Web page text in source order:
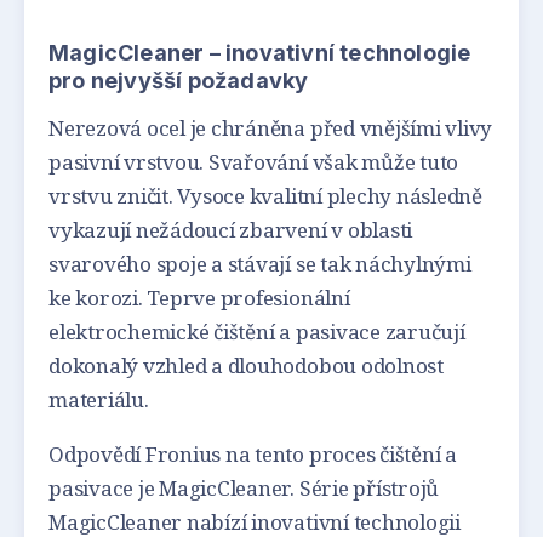
MagicCleaner – inovativní technologie
pro nejvyšší požadavky
Nerezová ocel je chráněna před vnějšími vlivy
pasivní vrstvou. Svařování však může tuto
vrstvu zničit. Vysoce kvalitní plechy následně
vykazují nežádoucí zbarvení v oblasti
svarového spoje a stávají se tak náchylnými
ke korozi. Teprve profesionální
elektrochemické čištění a pasivace zaručují
dokonalý vzhled a dlouhodobou odolnost
materiálu.
Odpovědí Fronius na tento proces čištění a
pasivace je MagicCleaner. Série přístrojů
MagicCleaner nabízí inovativní technologii